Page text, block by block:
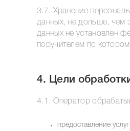
3.7. Хранение
данных, не дольше, чем
данных не установлен
поручителем по
4. Цели
4.1. Оператор
предоставление